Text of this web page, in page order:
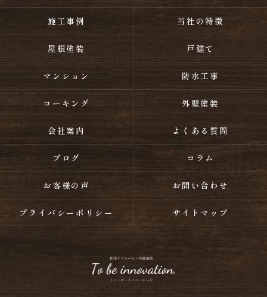
施工事例 当社の特徴
屋根塗装 戸建て
マンション 防水工事
コーキング 外壁塗装
会社案内 よくある質問
ブログ コラム
お客様の声 お問い合わせ
プライバシーポリシー サイトマップ